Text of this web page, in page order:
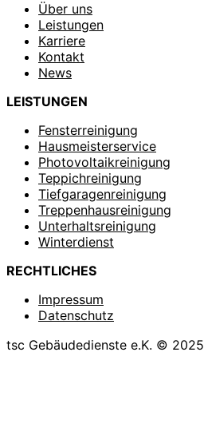
Über uns
Leistungen
Karriere
Kontakt
News
LEISTUNGEN
Fensterreinigung
Hausmeisterservice
Photovoltaikreinigung
Teppichreinigung
Tiefgaragenreinigung
Treppenhausreinigung
Unterhaltsreinigung
Winterdienst
RECHTLICHES
Impressum
Datenschutz
tsc Gebäudedienste e.K. © 2025